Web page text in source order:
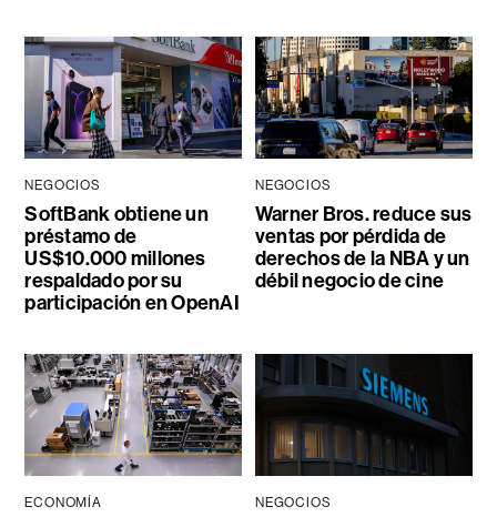
NEGOCIOS
SoftBank obtiene un
préstamo de
US$10.000 millones
respaldado por su
participación en OpenAI
NEGOCIOS
Warner Bros. reduce sus
ventas por pérdida de
derechos de la NBA y un
débil negocio de cine
ECONOMÍA NEGOCIOS